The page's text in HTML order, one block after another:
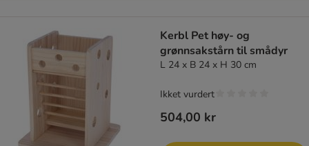
Kerbl Pet høy- og
grønnsakstårn til smådyr
L 24 x B 24 x H 30 cm
504,00 kr
Ikket vurdert